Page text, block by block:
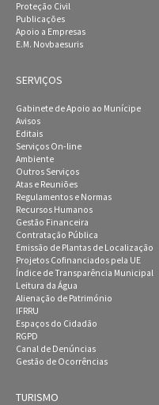
Proteção Civil
Publicações
Apoio a Empresas
E.M. Novbaesuris
SERVIÇOS
Gabinete de Apoio ao Munícipe
Avisos
Editais
Serviços On-line
Ambiente
Outros Serviços
Atas e Reuniões
Regulamentos e Normas
Recursos Humanos
Gestão Financeira
Contratação Pública
Emissão de Plantas de Localização
Projetos Cofinanciados pela UE
Índice de Transparência Municipal
Leitura da Água
Alienação de Património
IFRRU
Espaços do Cidadão
RGPD
Canal de Denúncias
Gestão de Ocorrências
TURISMO